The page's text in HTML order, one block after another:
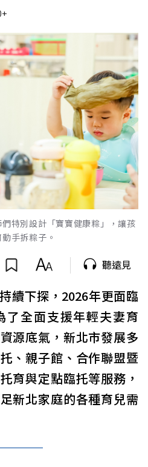
特別設計「寶寶健康粽」，讓孩
手拆粽子。
聽遠見
續下探，2026年更面臨
了全面支援年輕夫妻育
源底氣，新北市發展多
、親子館、合作聯盟暨
育與定點臨托等服務，
新北家庭的各種育兒需